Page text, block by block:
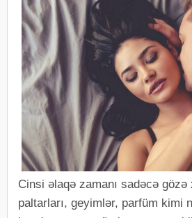
Cinsi əlaqə zamanı sadəcə
paltarları, geyimlər, parfüm kimi